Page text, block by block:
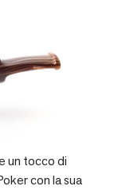
un tocco di
con la sua